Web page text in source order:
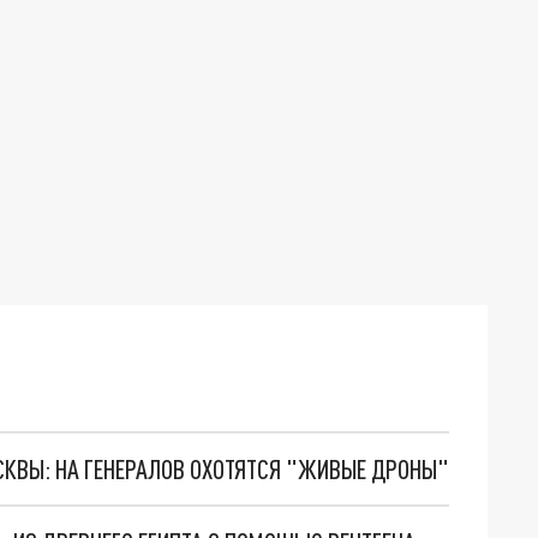
НА ГЕНЕРАЛОВ ОХОТЯТСЯ "ЖИВЫЕ ДРОНЫ"